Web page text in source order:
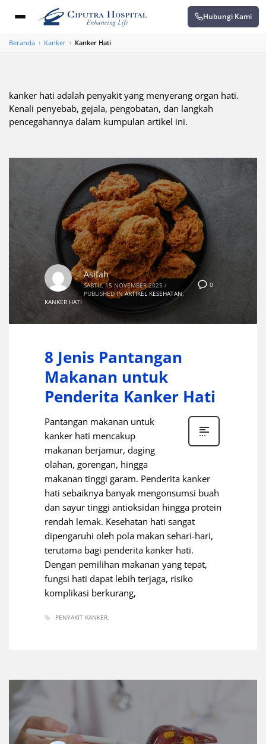
Hubungi Kami
Beranda › Kanker › Kanker Hati
kanker hati adalah penyakit yang menyerang organ hati.
Kenali penyebab, gejala, pengobatan, dan langkah
pencegahannya dalam kumpulan artikel ini.
0
Asifah
SABTU, 15 NOVEMBER 2025 /
PUBLISHED IN ARTIKEL KESEHATAN,
KANKER HATI
8 Jenis Pantangan
Makanan untuk
Penderita Kanker Hati
Pantangan makanan untuk
kanker hati mencakup
makanan berjamur, daging
olahan, gorengan, hingga
makanan tinggi garam. Penderita kanker
hati sebaiknya banyak mengonsumsi buah
dan sayur tinggi antioksidan hingga protein
rendah lemak. Kesehatan hati sangat
dipengaruhi oleh pola makan sehari-hari,
terutama bagi penderita kanker hati.
Dengan pemilihan makanan yang tepat,
fungsi hati dapat lebih terjaga, risiko
komplikasi berkurang,
PENYAKIT KANKER